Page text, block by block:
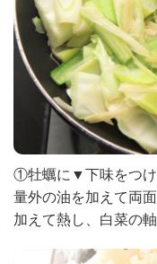
①牡蠣に▼下味をつけ
量外の油を加えて両
加えて熱し、白菜の